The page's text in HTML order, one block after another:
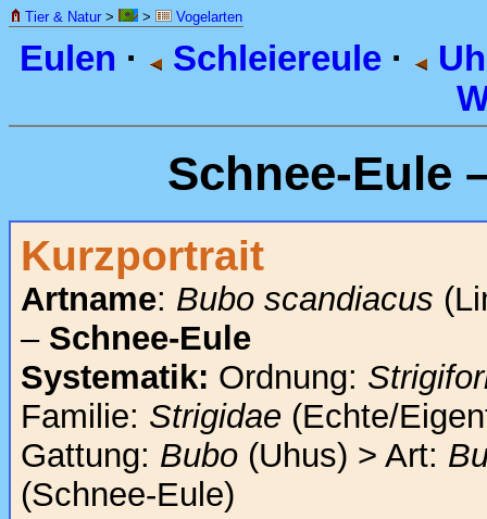
Tier & Natur > > Vogelarten
Eulen · Schleiereule·
Schnee-Eule
Kurzportrait
Artname: Bubo scandiacus
– Schnee-Eule
Systematik: Ordnung:
Familie: Strigidae (Echte/
Gattung: Bubo (Uhus) > Art:
(Schnee-Eule)